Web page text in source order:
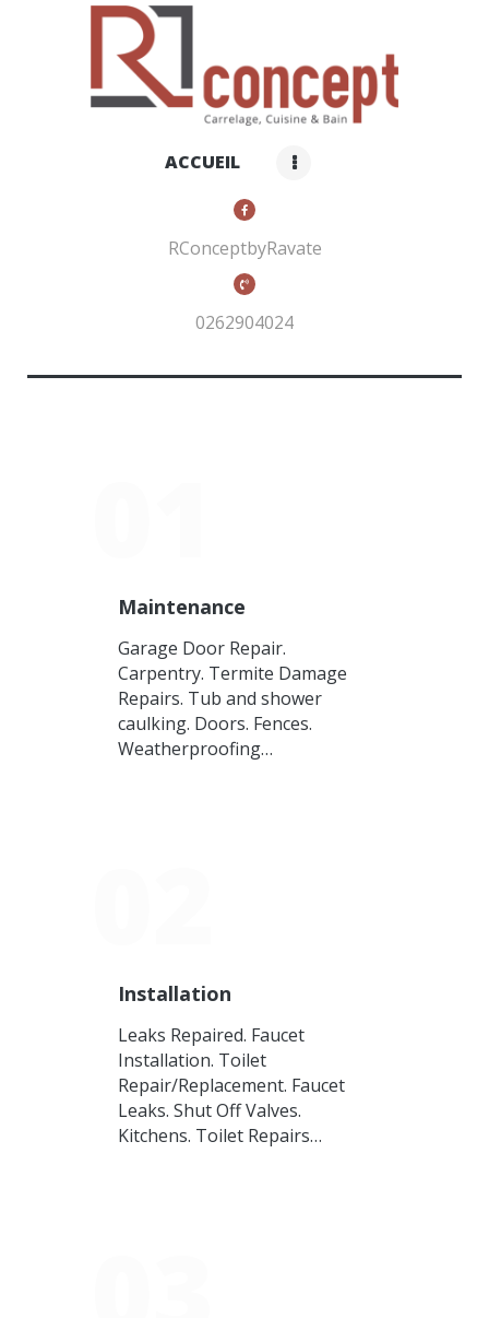
ACCUEIL
RConceptbyRavate
0262904024
RCONCEPT BY RAVATE
Carrelage, cuisines et bain
ACCUEIL
QUI SOMMES-NOUS ?
Maintenance
Garage Door Repair.
Carpentry. Termite Damage
Repairs. Tub and shower
caulking. Doors. Fences.
Weatherproofing…
Installation
Leaks Repaired. Faucet
Installation. Toilet
Repair/Replacement. Faucet
Leaks. Shut Off Valves.
Kitchens. Toilet Repairs…